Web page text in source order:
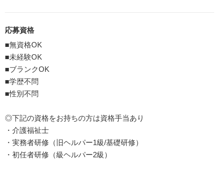
応募資格
■無資格OK
■未経験OK
■ブランクOK
■学歴不問
■性別不問
◎下記の資格をお持ちの方は資格手当あり
・介護福祉士
・実務者研修（旧ヘルパー1級/基礎研修）
・初任者研修（級ヘルパー2級）